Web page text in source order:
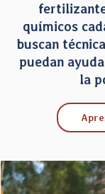
químicos
buscan
puedan
la